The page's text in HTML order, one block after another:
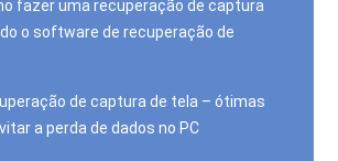
fazer uma recuperação de captura
o software de recuperação de
de captura de tela – ótimas
a perda de dados no PC